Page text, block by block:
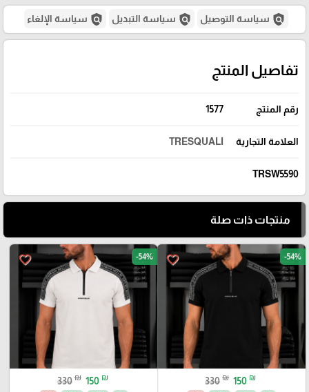
policy سياسة التوصيل policy سياسة التبديل policy سياسة الإلغاء
تفاصيل المنتج
رقم المنتج 1577
العلامة التجارية TRESQUALI
TRSW5590
منتجات ذات صلة
favorite_border -54%
330 ₪ 150 ₪
favorite_border -54%
330 ₪ 150 ₪